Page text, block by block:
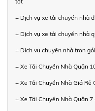
+ Dịch vụ xe tải chuyển nhà
+ Dịch vụ xe tải chuyển nhà
+ Dịch vụ chuyển nhà trọn
+ Xe Tải Chuyển Nhà Quận
+ Xe Tải Chuyển Nhà Giá Rẻ
+ Xe Tải Chuyển Nhà Quận